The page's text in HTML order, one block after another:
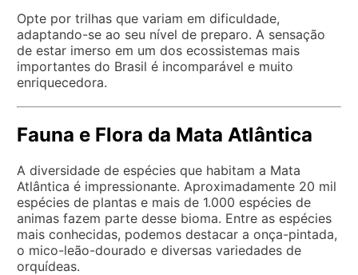
Opte por trilhas que variam em dificuldade,
adaptando-se ao seu nível de preparo. A sensação
de estar imerso em um dos ecossistemas mais
importantes do Brasil é incomparável e muito
enriquecedora.
Fauna e Flora da Mata Atlântica
A diversidade de espécies que habitam a Mata
Atlântica é impressionante. Aproximadamente 20 mil
espécies de plantas e mais de 1.000 espécies de
animas fazem parte desse bioma. Entre as espécies
mais conhecidas, podemos destacar a onça-pintada,
o mico-leão-dourado e diversas variedades de
orquídeas.